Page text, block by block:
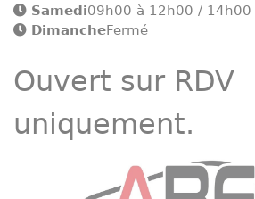
Samedi09h00 à 12h00 / 14h00
DimancheFermé
Ouvert sur RDV
uniquement.